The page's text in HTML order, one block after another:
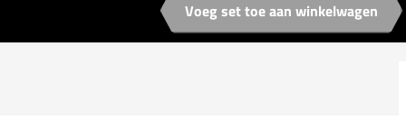
Voeg set toe aan winkelwagen